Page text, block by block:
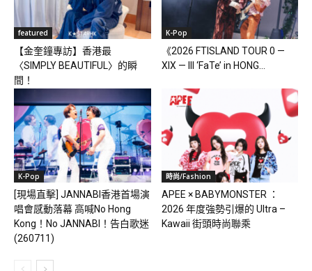
featured
【金奎鐘專訪】香港最
〈SIMPLY BEAUTIFUL〉的瞬
間！
K-Pop
《2026 FTISLAND TOUR 0 —
XIX — III ‘FaTe’ in HONG...
K-Pop
[現場直擊] JANNABI香港首場演
唱會感動落幕 高喊No Hong
Kong！No JANNABI！告白歌迷
(260711)
時尚/Fashion
APEE × BABYMONSTER ：
2026 年度強勢引爆的 Ultra –
Kawaii 街頭時尚聯乘